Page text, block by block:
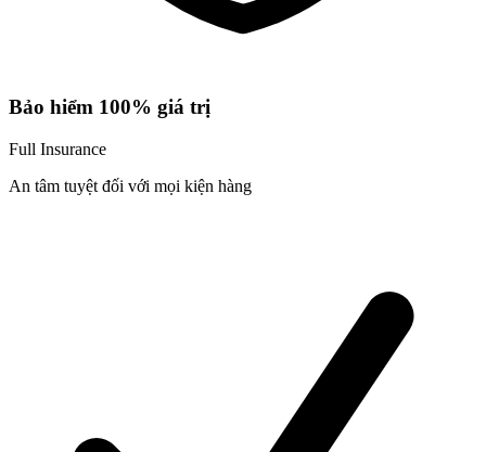
Bảo hiểm 100% giá trị
Full Insurance
An tâm tuyệt đối với mọi kiện hàng